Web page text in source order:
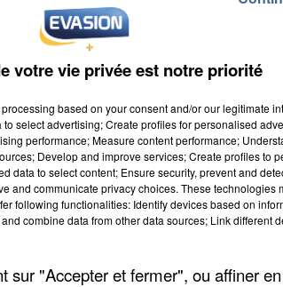
votre vie privée est notre priorité
based on your consent and/or our legitimate
select advertising; Create profiles for personalised
performance; Measure content performance;
Develop and improve services; Create profiles to
data to select content; Ensure security, prevent and
and communicate privacy choices. These technologies
following functionalities: Identify devices based on
combine data from other data sources; Link different
sur "Accepter et fermer", ou affiner